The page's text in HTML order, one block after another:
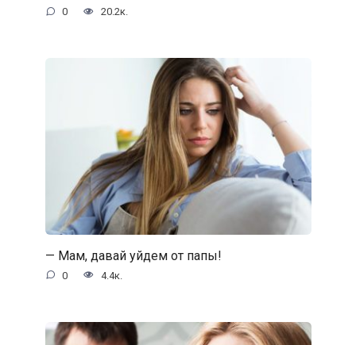
0 20.2к.
— Мам, давай уйдем от папы!
0 4.4к.